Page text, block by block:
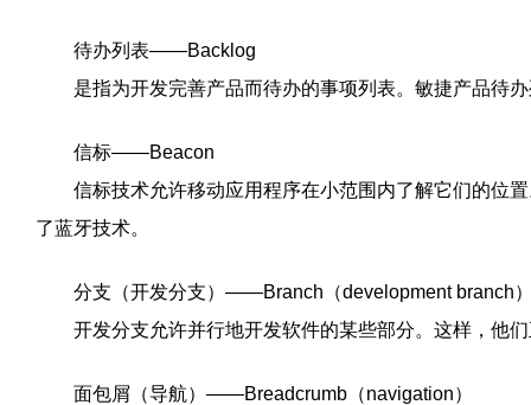
待办列表——Backlog
是指为开发完善产品而待办的事项列表。敏捷产品待办
信标——Beacon
信标技术允许移动应用程序在小范围内了解它们的位置
了蓝牙技术。
分支（开发分支）——Branch（development branch
开发分支允许并行地开发软件的某些部分。这样，他们
面包屑（导航）——Breadcrumb（navigation）